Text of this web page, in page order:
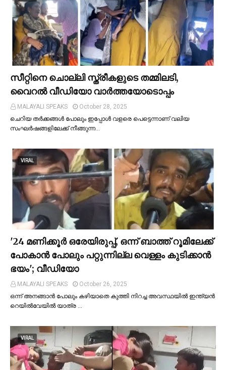
സീറ്റിനെ ചൊല്ലി സ്ത്രീകളുടെ തമ്മിലടി,
വൈറല്‍ വീഡിയോ വാർത്തയോടൊപ്പം
MALAYALI SPEAKS
October 28, 2025
ചെറിയ തര്‍ക്കങ്ങള്‍ പോലും ഇപ്പോള്‍ വളരെ പെട്ടെന്നാണ് വലിയ
സംഘര്‍ഷങ്ങളിലേക്ക് നീങ്ങുന്ന…
VIRAL
'24 മണിക്കൂര്‍ ഒരേയിരുപ്പ്, ഒന്ന് ബാത്ത് റൂമിലേക്ക്
പോകാന്‍ പോലും പറ്റുന്നില്ല വെള്ളം കുടിക്കാന്‍
ഭയം'; വീഡിയോ
MALAYALI SPEAKS
October 26, 2025
ഒന്ന് അനങ്ങാന്‍ പോലും കഴിയാതെ കുത്തി നിറച്ച അവസ്ഥയില്‍ ഇന്ത്യന്‍
റെയില്‍വേയില്‍ യാത്ര …
VIRAL